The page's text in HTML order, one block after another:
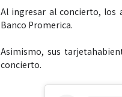
Al ingresar al concierto, los
Banco Promerica.
Asimismo, sus
concierto.